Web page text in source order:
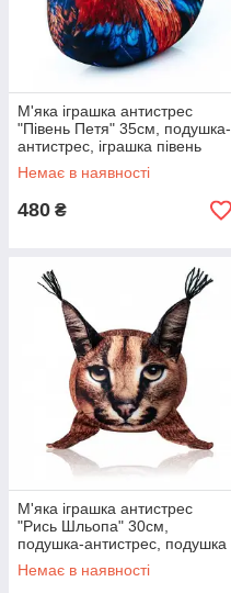
М'яка іграшка антистрес
"Півень Петя" 35см, подушка-
антистрес, іграшка півень
Немає в наявності
480 ₴
М'яка іграшка антистрес
"Рись Шльопа" 30см,
подушка-антистрес, подушка
рись
Немає в наявності